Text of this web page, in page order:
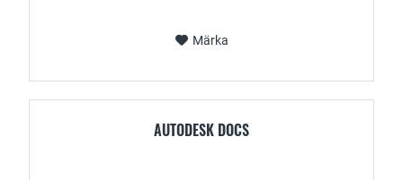
Märka
AUTODESK DOCS